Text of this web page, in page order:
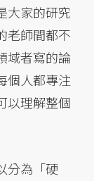
大家的研究
老師間都不
域者寫的論
個人都專注
以理解整個
分為「硬